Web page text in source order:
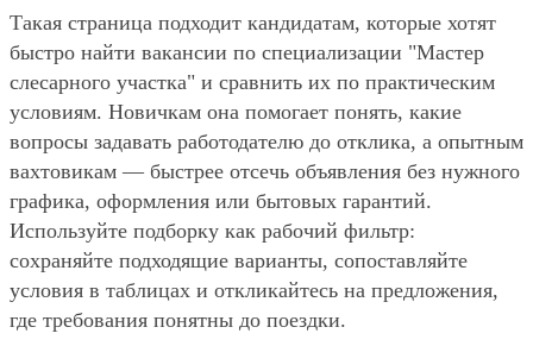
Такая страница подходит кандидатам, которые хотят
быстро найти вакансии по специализации "Мастер
слесарного участка" и сравнить их по практическим
условиям. Новичкам она помогает понять, какие
вопросы задавать работодателю до отклика, а опытным
вахтовикам — быстрее отсечь объявления без нужного
графика, оформления или бытовых гарантий.
Используйте подборку как рабочий фильтр:
сохраняйте подходящие варианты, сопоставляйте
условия в таблицах и откликайтесь на предложения,
где требования понятны до поездки.